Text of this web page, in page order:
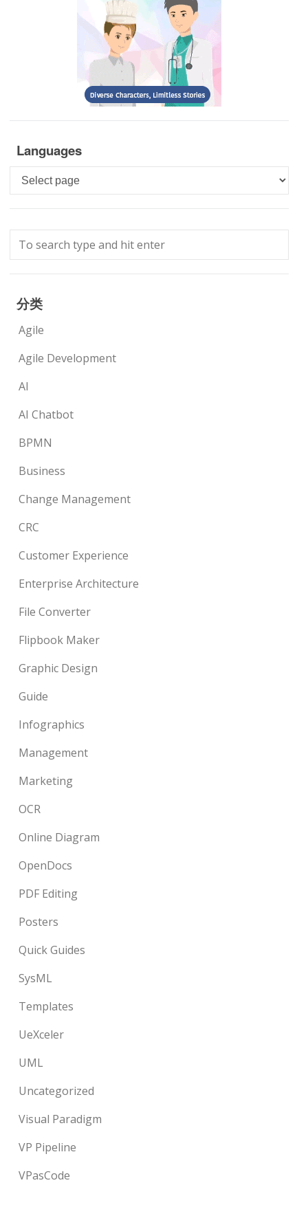
Languages
Languages
分类
Agile
Agile Development
AI
AI Chatbot
BPMN
Business
Change Management
CRC
Customer Experience
Enterprise Architecture
File Converter
Flipbook Maker
Graphic Design
Guide
Infographics
Management
Marketing
OCR
Online Diagram
OpenDocs
PDF Editing
Posters
Quick Guides
SysML
Templates
UeXceler
UML
Uncategorized
Visual Paradigm
VP Pipeline
VPasCode